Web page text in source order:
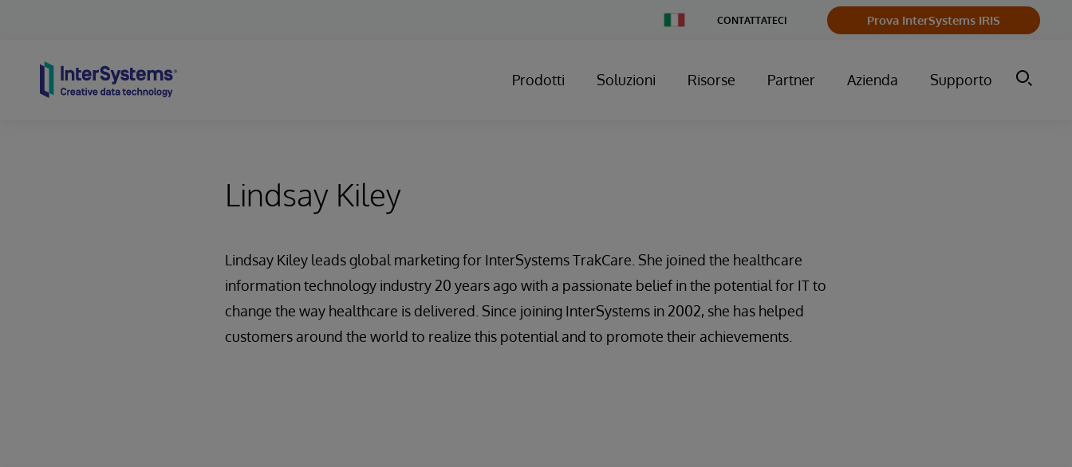
Country
CONTATTATECI Prova InterSystems IRIS
Prodotti Soluzioni Risorse Partner Azienda Supporto
Lindsay Kiley
Lindsay Kiley leads global marketing for InterSystems TrakCare. She joined the healthcare
information technology industry 20 years ago with a passionate belief in the potential for IT to
change the way healthcare is delivered. Since joining InterSystems in 2002, she has helped
customers around the world to realize this potential and to promote their achievements.